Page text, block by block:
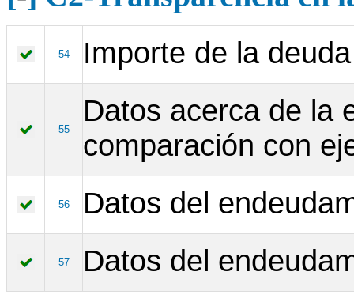
54 Importe de la
55
Datos acerca de la
comparación con
56 Datos del
57 Datos del